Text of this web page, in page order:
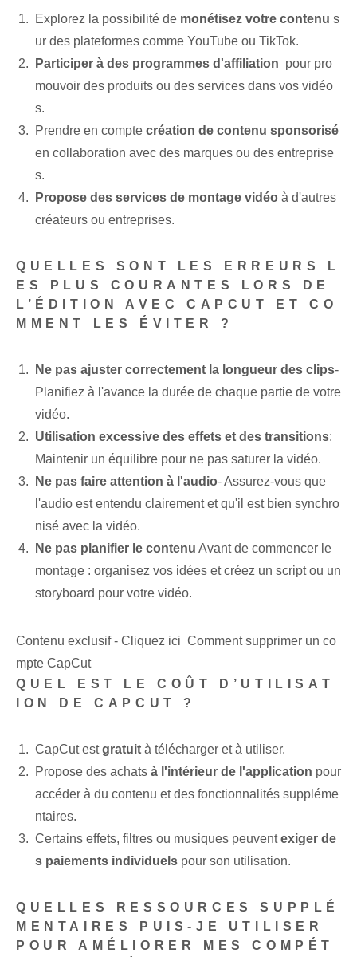
Explorez la possibilité de monétisez votre contenu s
ur des plateformes comme YouTube ou TikTok.
Participer à des programmes d'affiliation ⁣ pour pro
mouvoir des produits ou des services dans vos vidéo
s.
Prendre en compte création de contenu sponsorisé
en collaboration avec des marques ou des entreprise
s.
Propose des services de montage vidéo à d'autres
créateurs ou entreprises.
QUELLES SONT LES ERREURS L
ES PLUS COURANTES LORS DE
L’ÉDITION AVEC CAPCUT ET CO
MMENT LES ÉVITER ?
Ne pas ajuster correctement la longueur des clips-
Planifiez à l'avance la durée de chaque partie de votre
vidéo.
Utilisation excessive des effets et des transitions:​
Maintenir un équilibre pour ne pas saturer la vidéo.
Ne pas faire attention à l'audio- Assurez-vous que
l'audio est entendu clairement et qu'il est bien synchro
nisé avec la vidéo.
Ne pas planifier le contenu Avant de commencer le
montage : organisez vos idées et créez un script ou un
storyboard pour votre vidéo.
Contenu exclusif - Cliquez ici Comment supprimer un co
mpte CapCut
QUEL EST LE COÛT D’UTILISAT
ION DE CAPCUT ?
CapCut estgratuit à télécharger et à utiliser.
Propose des achats à l'intérieur de l'application pour
accéder à du contenu et des fonctionnalités suppléme
ntaires.
Certains effets, filtres ou musiques peuventexiger de
s paiements individuels pour son utilisation.
QUELLES RESSOURCES SUPPLÉ
MENTAIRES PUIS-JE UTILISER
POUR AMÉLIORER MES COMPÉT